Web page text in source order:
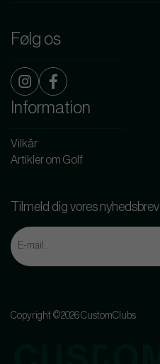
Følg os
Information
Vilkår
Artikler om Golf
Tilmeld dig vores nyhedsbrev
Copyright ©2026 CustomClubs